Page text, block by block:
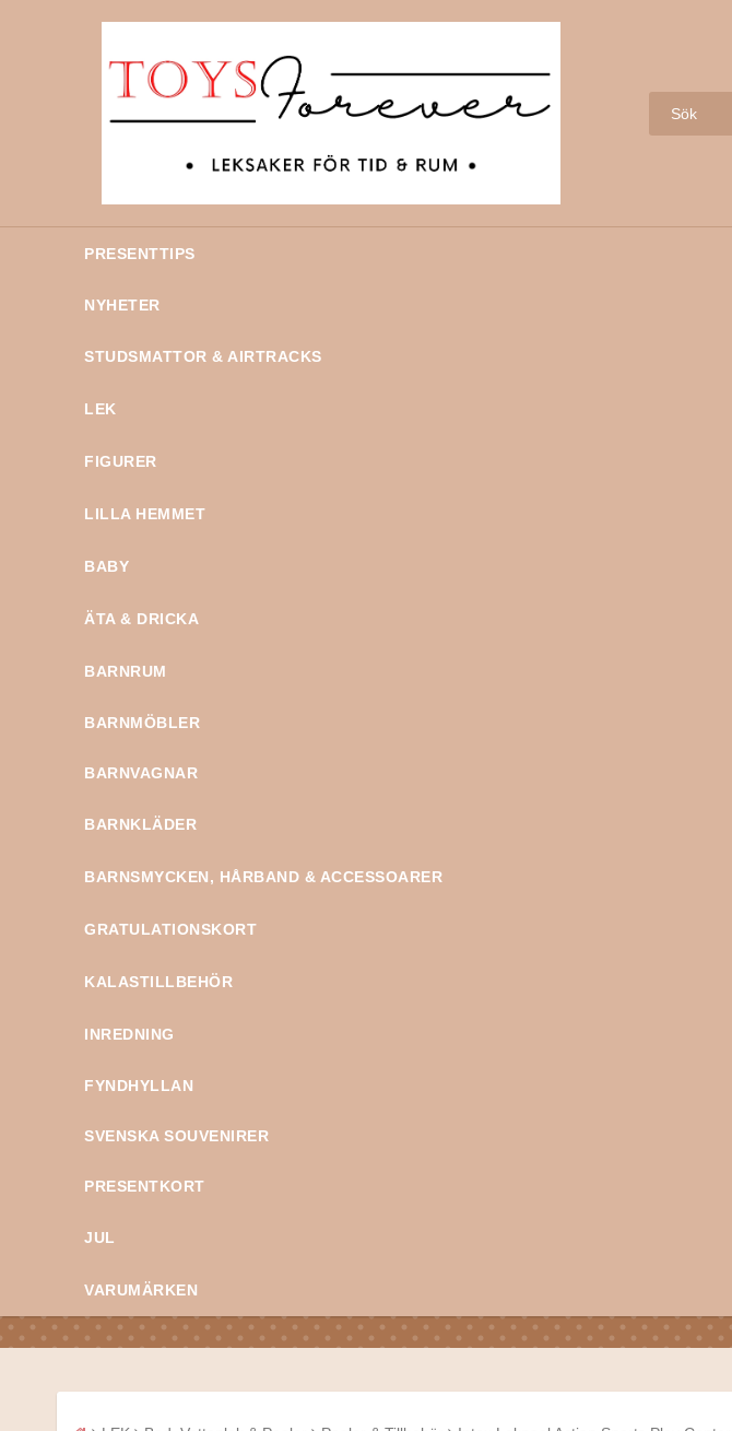
PRESENTTIPS
NYHETER
STUDSMATTOR & AIRTRACKS
LEK
FIGURER
LILLA HEMMET
BABY
ÄTA & DRICKA
BARNRUM
BARNMÖBLER
BARNVAGNAR
BARNKLÄDER
BARNSMYCKEN, HÅRBAND & ACCESSOARER
GRATULATIONSKORT
KALASTILLBEHÖR
INREDNING
FYNDHYLLAN
SVENSKA SOUVENIRER
PRESENTKORT
JUL
VARUMÄRKEN